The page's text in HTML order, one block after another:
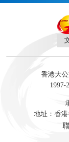
灣區人
財經
香港大
1997-
地址：香